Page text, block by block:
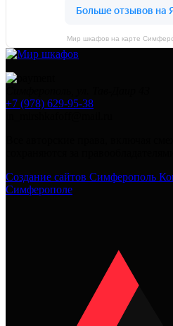
Мир шкафов на карте
+7 (978) 629-95-38
Создание сайтов Симферополь
Симферополе